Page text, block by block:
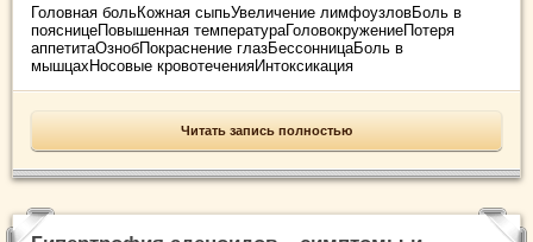
Головная больКожная сыпьУвеличение лимфоузловБоль в
поясницеПовышенная температураГоловокружениеПотеря
аппетитаОзнобПокраснение глазБессонницаБоль в
мышцахНосовые кровотеченияИнтоксикация
Читать запись полностью